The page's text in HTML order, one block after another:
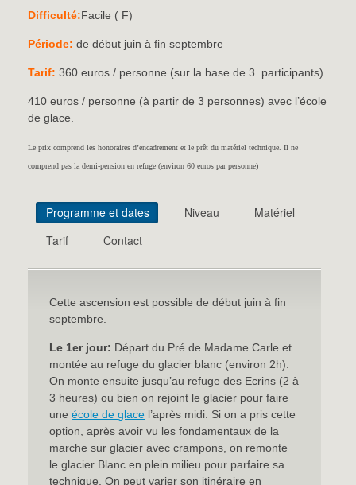
Difficulté:Facile ( F)
Période: de début juin à fin septembre
Tarif: 360 euros / personne (sur la base de 3 participants)
410 euros / personne (à partir de 3 personnes) avec l’école
de glace.
Le prix comprend les honoraires d’encadrement et le prêt du matériel technique. Il ne
comprend pas la demi-pension en refuge (environ 60 euros par personne)
Programme et dates Niveau
Matériel
Tarif
Contact
Cette ascension est possible de début juin à fin
septembre.
Le 1er jour: Départ du Pré de Madame Carle et
montée au refuge du glacier blanc (environ 2h).
On monte ensuite jusqu’au refuge des Ecrins (2 à
3 heures) ou bien on rejoint le glacier pour faire
uneécole de glace l’après midi. Si on a pris cette
option, après avoir vu les fondamentaux de la
marche sur glacier avec crampons, on remonte
le glacier Blanc en plein milieu pour parfaire sa
technique. On peut varier son itinéraire en